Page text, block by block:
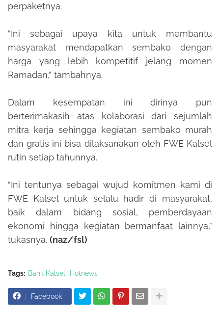
perpaketnya.
“Ini sebagai upaya kita untuk membantu
masyarakat mendapatkan sembako dengan
harga yang lebih kompetitif jelang momen
Ramadan,” tambahnya.
Dalam kesempatan ini dirinya pun
berterimakasih atas kolaborasi dari sejumlah
mitra kerja sehingga kegiatan sembako murah
dan gratis ini bisa dilaksanakan oleh FWE Kalsel
rutin setiap tahunnya.
“Ini tentunya sebagai wujud komitmen kami di
FWE Kalsel untuk selalu hadir di masyarakat,
baik dalam bidang sosial, pemberdayaan
ekonomi hingga kegiatan bermanfaat lainnya,”
tukasnya. (naz/fsl)
Tags: Bank Kalsel Hotnews
Facebook